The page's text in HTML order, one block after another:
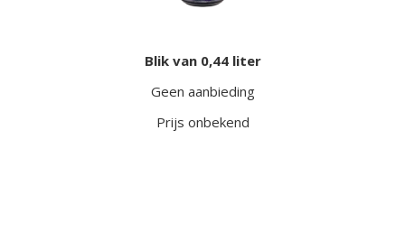
Blik van 0,44 liter
Geen aanbieding
Prijs onbekend